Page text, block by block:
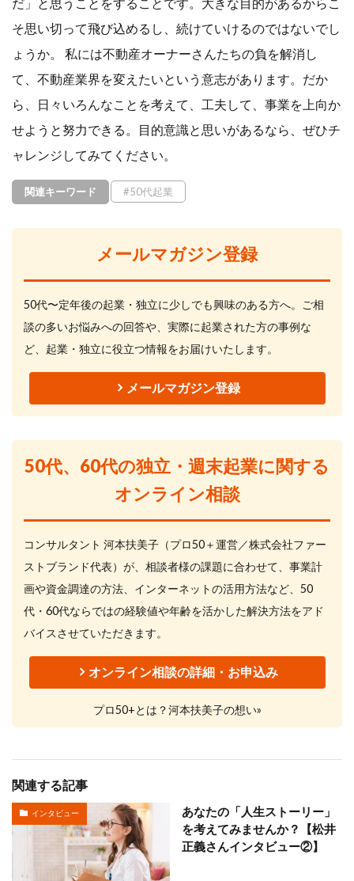
そ思い切って飛び込めるし、続けていけるのではないでし
ょうか。 私には不動産オーナーさんたちの負を解消し
て、不動産業界を変えたいという意志があります。だか
ら、日々いろんなことを考えて、工夫して、事業を上向か
せようと努力できる。目的意識と思いがあるなら、ぜひチ
ャレンジしてみてください。
関連キーワード #50代起業
メールマガジン登録
50代〜定年後の起業・独立に少しでも興味のある方へ。ご相
談の多いお悩みへの回答や、実際に起業された方の事例な
ど、起業・独立に役立つ情報をお届けいたします。
メールマガジン登録
50代、60代の独立・週末起業に関する
オンライン相談
コンサルタント 河本扶美子（プロ50＋運営／株式会社ファー
ストブランド代表）が、相談者様の課題に合わせて、事業計
画や資金調達の方法、インターネットの活用方法など、50
代・60代ならではの経験値や年齢を活かした解決方法をアド
バイスさせていただきます。
オンライン相談の詳細・お申込み
プロ50+とは？河本扶美子の想い»
関連する記事
インタビュー
あなたの「人生ストーリー」
を考えてみませんか？【松井
正義さんインタビュー②】